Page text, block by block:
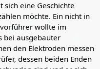
sich eine Geschichte
möchte. Ein nicht in
wollte im
bei ausgebauter
den Elektroden messen
dessen beiden Enden